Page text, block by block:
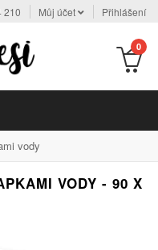
210 Můj účet Přihlášení
0
vody
VODY - 90 X